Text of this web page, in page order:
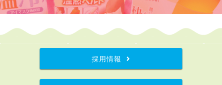
採用情報